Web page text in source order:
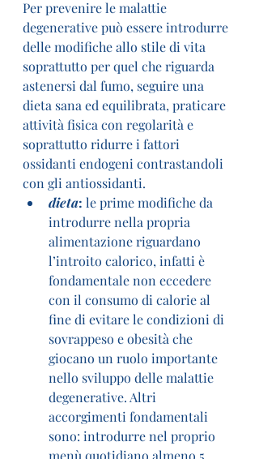
Per prevenire le malattie
degenerative può essere introdurre
delle modifiche allo stile di vita
soprattutto per quel che riguarda
astenersi dal fumo, seguire una
dieta sana ed equilibrata, praticare
attività fisica con regolarità e
soprattutto ridurre i fattori
ossidanti endogeni contrastandoli
con gli antiossidanti.
dieta: le prime modifiche da
introdurre nella propria
alimentazione riguardano
l’introito calorico, infatti è
fondamentale non eccedere
con il consumo di calorie al
fine di evitare le condizioni di
sovrappeso e obesità che
giocano un ruolo importante
nello sviluppo delle malattie
degenerative. Altri
accorgimenti fondamentali
sono: introdurre nel proprio
menù quotidiano almeno 5